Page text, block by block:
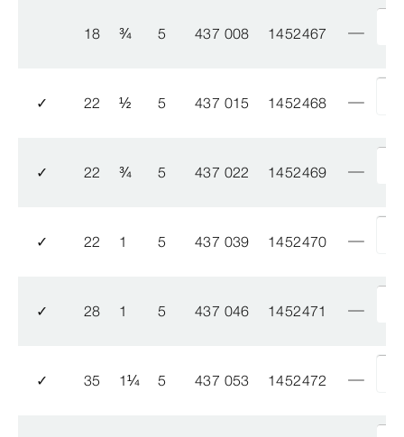
18 ¾ 5 437 008 1452467
✓ 22 ½ 5 437 015 1452468
✓ 22 ¾ 5 437 022 1452469
✓ 22 1 5 437 039 1452470
✓ 28 1 5 437 046 1452471
✓ 35 1¼ 5 437 053 1452472